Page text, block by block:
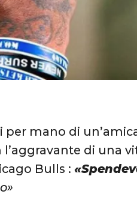
mano di
l’aggravante di una
Bulls :